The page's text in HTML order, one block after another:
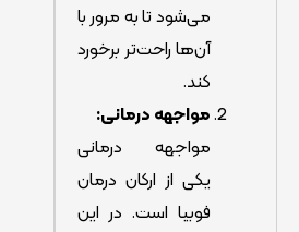
می‌شود تا به مرور با
آن‌ها راحت‌تر برخورد
کند.
مواجهه درمانی:
مواجهه درمانی
یکی از ارکان درمان
فوبیا است. در این